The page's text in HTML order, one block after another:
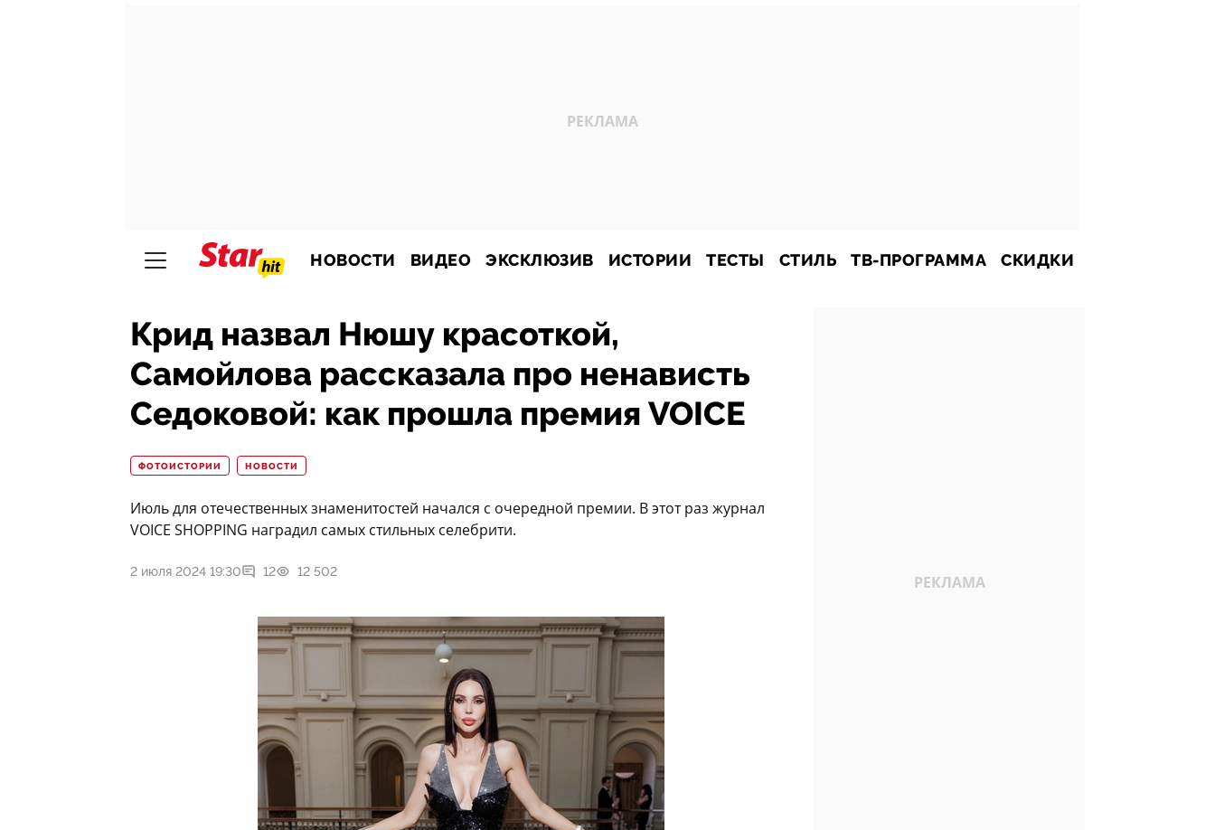
НОВОСТИ ВИДЕО ЭКСКЛЮЗИВ ИСТОРИИ ТЕСТЫ СТИЛЬ ТВ-ПРОГРАММА СКИДКИ
Крид назвал Нюшу красоткой,
Самойлова рассказала про ненависть
Седоковой: как прошла премия VOICE
ФОТОИСТОРИИ НОВОСТИ
Июль для отечественных знаменитостей начался с очередной премии. В этот раз журнал
VOICE SHOPPING наградил самых стильных селебрити.
2 июля 2024 19:30 12 12 502